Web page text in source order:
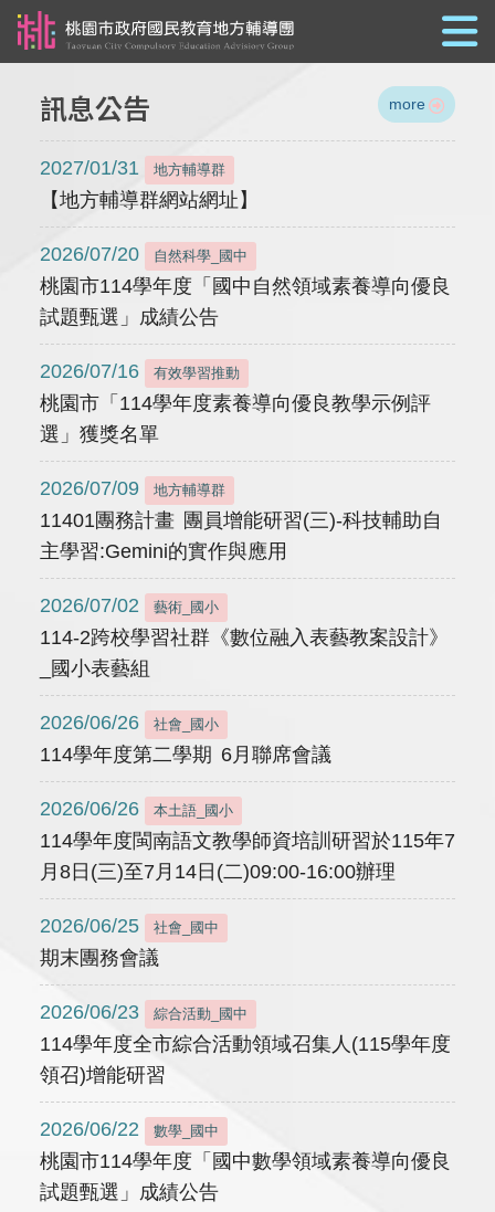
訊息公告 more
2027/01/31 地方輔導群
【地方輔導群網站網址】
2026/07/20 自然科學_國中
桃園市114學年度「國中自然領域素養導向優良
試題甄選」成績公告
2026/07/16 有效學習推動
桃園市「114學年度素養導向優良教學示例評
選」獲獎名單
2026/07/09 地方輔導群
11401團務計畫 團員增能研習(三)-科技輔助自
主學習:Gemini的實作與應用
2026/07/02 藝術_國小
114-2跨校學習社群《數位融入表藝教案設計》
_國小表藝組
2026/06/26 社會_國小
114學年度第二學期 6月聯席會議
2026/06/26 本土語_國小
114學年度閩南語文教學師資培訓研習於115年7
月8日(三)至7月14日(二)09:00-16:00辦理
2026/06/25 社會_國中
期末團務會議
2026/06/23 綜合活動_國中
114學年度全市綜合活動領域召集人(115學年度
領召)增能研習
2026/06/22 數學_國中
桃園市114學年度「國中數學領域素養導向優良
試題甄選」成績公告